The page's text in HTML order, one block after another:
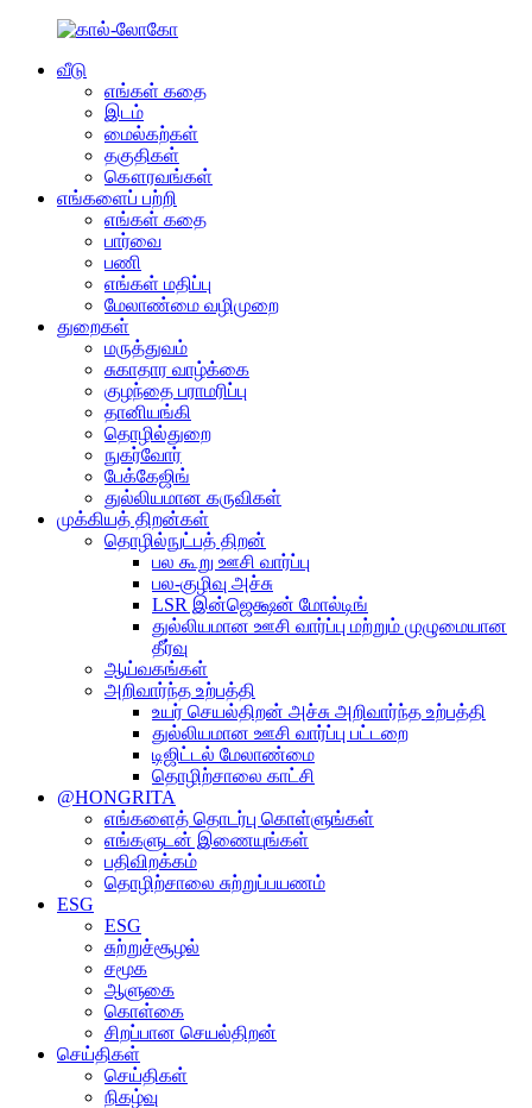
வீடு
எங்கள் கதை
இடம்
மைல்கற்கள்
தகுதிகள்
கௌரவங்கள்
எங்களைப் பற்றி
எங்கள் கதை
பார்வை
பணி
எங்கள் மதிப்பு
மேலாண்மை வழிமுறை
துறைகள்
மருத்துவம்
சுகாதார வாழ்க்கை
குழந்தை பராமரிப்பு
தானியங்கி
தொழில்துறை
நுகர்வோர்
பேக்கேஜிங்
துல்லியமான கருவிகள்
முக்கியத் திறன்கள்
தொழில்நுட்பத் திறன்
பல கூறு ஊசி வார்ப்பு
பல-குழிவு அச்சு
LSR இன்ஜெக்ஷன் மோல்டிங்
துல்லியமான ஊசி வார்ப்பு மற்றும் முழுமையான
தீர்வு
ஆய்வகங்கள்
அறிவார்ந்த உற்பத்தி
உயர் செயல்திறன் அச்சு அறிவார்ந்த உற்பத்தி
துல்லியமான ஊசி வார்ப்பு பட்டறை
டிஜிட்டல் மேலாண்மை
தொழிற்சாலை காட்சி
@HONGRITA
எங்களைத் தொடர்பு கொள்ளுங்கள்
எங்களுடன் இணையுங்கள்
பதிவிறக்கம்
தொழிற்சாலை சுற்றுப்பயணம்
ESG
ESG
சுற்றுச்சூழல்
சமூக
ஆளுகை
கொள்கை
சிறப்பான செயல்திறன்
செய்திகள்
செய்திகள்
நிகழ்வு